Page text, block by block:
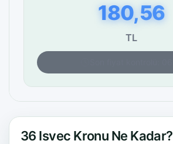
180,56
TL
36 Isvec Kronu Ne Kadar?